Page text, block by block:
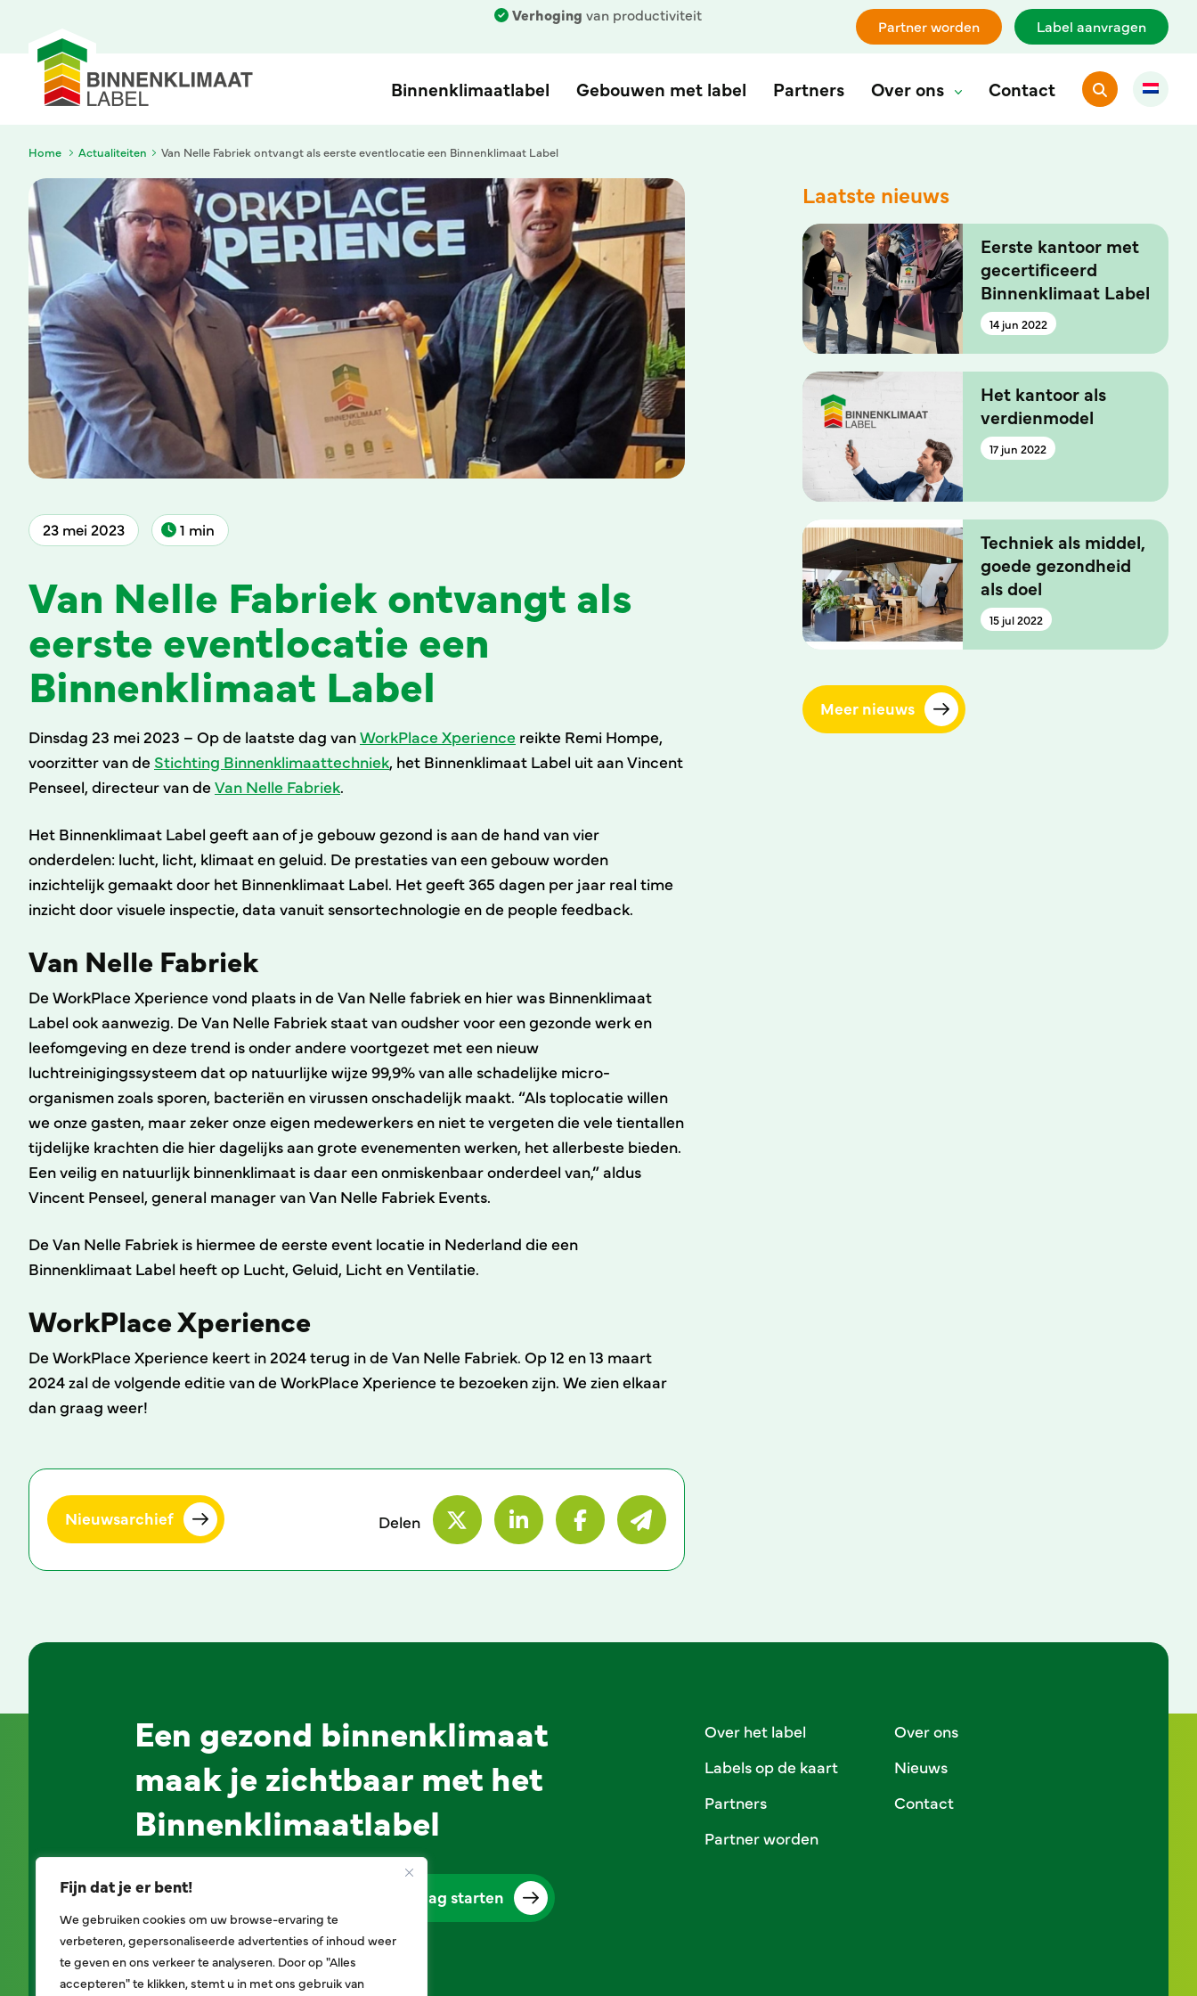
Fijn dat je er bent!
We gebruiken cookies om uw browse-ervaring te
verbeteren, gepersonaliseerde advertenties of inhoud weer
te geven en ons verkeer te analyseren. Door op "Alles
accepteren" te klikken, stemt u in met ons gebruik van
Verhoging van productiviteit Besparingvan kosten door minder verzuim
Partner worden Label aanvragen
Binnenklimaatlabel Gebouwen met label Partners Over ons Contact
Home Actualiteiten Van Nelle Fabriek ontvangt als eerste eventlocatie een Binnenklimaat Label
23 mei 2023 1 min
Van Nelle Fabriek ontvangt als
eerste eventlocatie een
Binnenklimaat Label
Dinsdag 23 mei 2023 – Op de laatste dag vanWorkPlace Xperience reikte Remi Hompe,
voorzitter van de Stichting Binnenklimaattechniek, het Binnenklimaat Label uit aan Vincent
Penseel, directeur van deVan Nelle Fabriek.
Het Binnenklimaat Label geeft aan of je gebouw gezond is aan de hand van vier
onderdelen: lucht, licht, klimaat en geluid. De prestaties van een gebouw worden
inzichtelijk gemaakt door het Binnenklimaat Label. Het geeft 365 dagen per jaar real time
inzicht door visuele inspectie, data vanuit sensortechnologie en de people feedback.
Van Nelle Fabriek
De WorkPlace Xperience vond plaats in de Van Nelle fabriek en hier was Binnenklimaat
Label ook aanwezig. De Van Nelle Fabriek staat van oudsher voor een gezonde werk en
leefomgeving en deze trend is onder andere voortgezet met een nieuw
luchtreinigingssysteem dat op natuurlijke wijze 99,9% van alle schadelijke micro-
organismen zoals sporen, bacteriën en virussen onschadelijk maakt. “Als toplocatie willen
we onze gasten, maar zeker onze eigen medewerkers en niet te vergeten die vele tientallen
tijdelijke krachten die hier dagelijks aan grote evenementen werken, het allerbeste bieden.
Een veilig en natuurlijk binnenklimaat is daar een onmiskenbaar onderdeel van,” aldus
Vincent Penseel, general manager van Van Nelle Fabriek Events.
De Van Nelle Fabriek is hiermee de eerste event locatie in Nederland die een
Binnenklimaat Label heeft op Lucht, Geluid, Licht en Ventilatie.
WorkPlace Xperience
De WorkPlace Xperience keert in 2024 terug in de Van Nelle Fabriek. Op 12 en 13 maart
2024 zal de volgende editie van de WorkPlace Xperience te bezoeken zijn. We zien elkaar
dan graag weer!
Nieuwsarchief Delen
Laatste nieuws
Eerste kantoor met
gecertificeerd
Binnenklimaat Label
14 jun 2022
Het kantoor als
verdienmodel
17 jun 2022
Techniek als middel,
goede gezondheid
als doel
15 jul 2022
Meer nieuws
Een gezond binnenklimaat
maak je zichtbaar met het
Binnenklimaatlabel
Alles over het label Aanvraag starten
Over het label
Labels op de kaart
Partners
Partner worden
Over ons
Nieuws
Contact